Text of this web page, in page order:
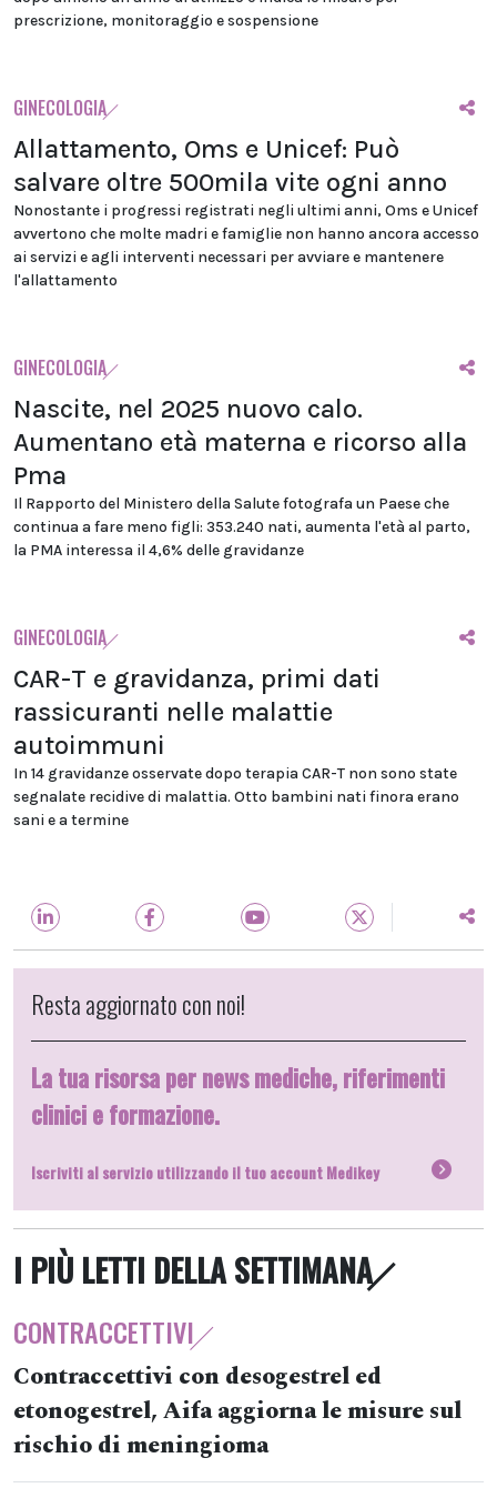
prescrizione, monitoraggio e sospensione
GINECOLOGIA
Allattamento, Oms e Unicef: Può
salvare oltre 500mila vite ogni anno
Nonostante i progressi registrati negli ultimi anni, Oms e Unicef
avvertono che molte madri e famiglie non hanno ancora accesso
ai servizi e agli interventi necessari per avviare e mantenere
l'allattamento
GINECOLOGIA
Nascite, nel 2025 nuovo calo.
Aumentano età materna e ricorso alla
Pma
Il Rapporto del Ministero della Salute fotografa un Paese che
continua a fare meno figli: 353.240 nati, aumenta l'età al parto,
la PMA interessa il 4,6% delle gravidanze
GINECOLOGIA
CAR-T e gravidanza, primi dati
rassicuranti nelle malattie
autoimmuni
In 14 gravidanze osservate dopo terapia CAR-T non sono state
segnalate recidive di malattia. Otto bambini nati finora erano
sani e a termine
Resta aggiornato con noi!
La tua risorsa per news mediche, riferimenti
clinici e formazione.
Iscriviti al servizio utilizzando il tuo account Medikey
I PIÙ LETTI DELLA SETTIMANA
CONTRACCETTIVI
Contraccettivi con desogestrel ed
etonogestrel, Aifa aggiorna le misure sul
rischio di meningioma